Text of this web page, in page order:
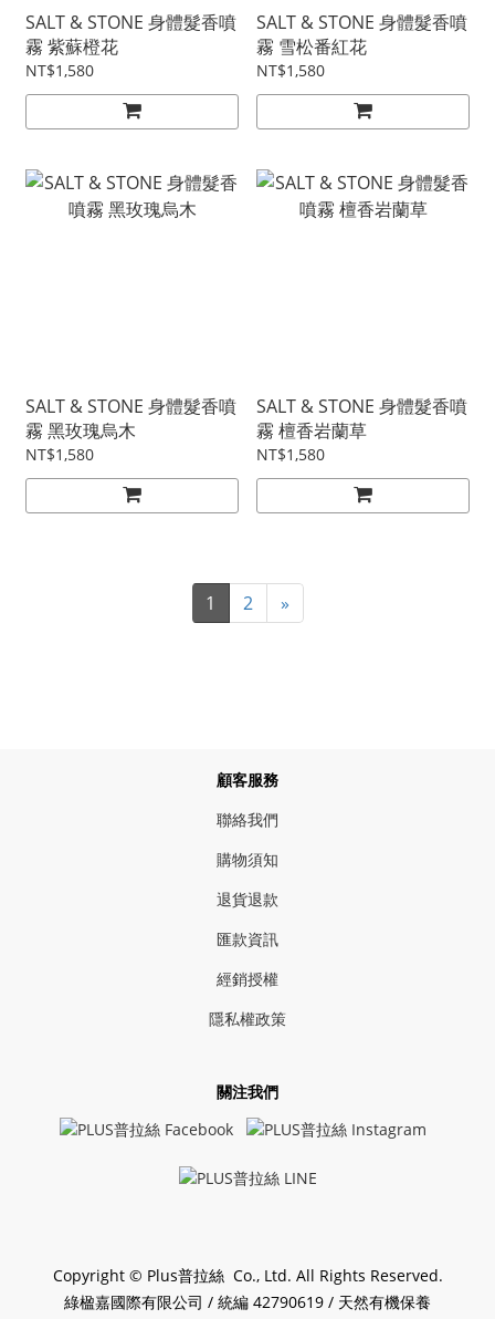
SALT & STONE 身體髮香噴
霧 紫蘇橙花
NT$1,580
SALT & STONE 身體髮香噴
霧 雪松番紅花
NT$1,580
SALT & STONE 身體髮香噴
霧 黑玫瑰烏木
NT$1,580
SALT & STONE 身體髮香噴
霧 檀香岩蘭草
NT$1,580
1 2 »
顧客服務
聯絡我們
購物須知
退貨退款
匯款資訊
經銷授權
隱私權政策
關注我們
Copyright © Plus普拉絲 Co., Ltd. All Rights Reserved.
綠楹嘉國際有限公司 / 統編 42790619 / 天然有機保養